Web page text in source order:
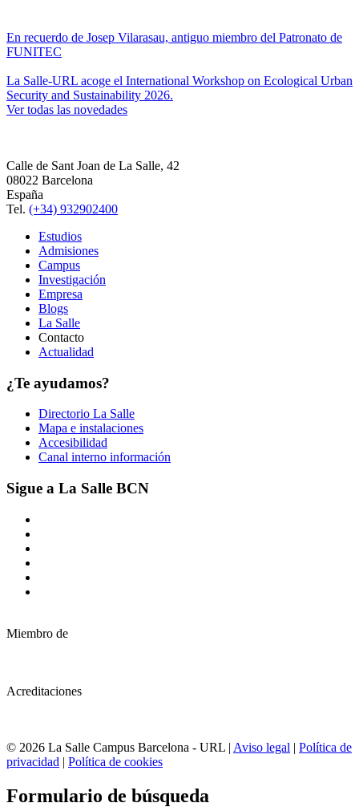
En recuerdo de Josep Vilarasau, antiguo miembro del Patronato de
FUNITEC
La Salle-URL acoge el International Workshop on Ecological Urban
Security and Sustainability 2026.
Ver todas las novedades
Calle de Sant Joan de La Salle, 42
08022 Barcelona
España
Tel. (+34) 932902400
Estudios
Admisiones
Campus
Investigación
Empresa
Blogs
La Salle
Contacto
Actualidad
¿Te ayudamos?
Directorio La Salle
Mapa e instalaciones
Accesibilidad
Canal interno información
Sigue a La Salle BCN
Miembro de
Acreditaciones
© 2026 La Salle Campus Barcelona - URL | Aviso legal | Política de
privacidad | Política de cookies
Formulario de búsqueda